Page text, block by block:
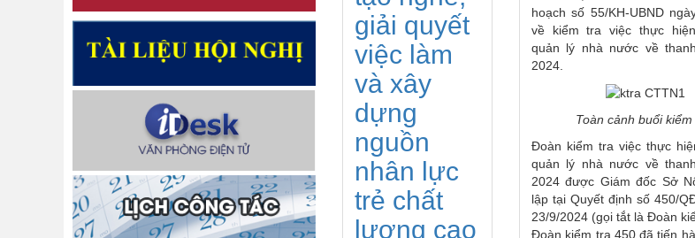
giải quyết
việc làm
và xây
dựng
nguồn
nhân lực
trẻ chất
lượng cao
hoạch số 55/KH-UBND
về kiểm tra việc thực
quản lý nhà nước về
2024.
Toàn cảnh buổi
Đoàn kiểm tra việc thực
quản lý nhà nước về
2024 được Giám đốc Sở
lập tại Quyết định số 450/
23/9/2024 (gọi tắt là Đoàn
Đoàn kiểm tra 450 đã tiến